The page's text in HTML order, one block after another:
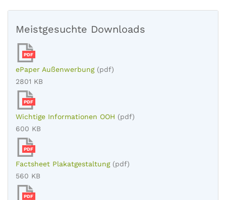
Meistgesuchte Downloads
PDF
ePaper Außenwerbung (pdf)
2801 KB
PDF
Wichtige Informationen OOH (pdf)
600 KB
PDF
Factsheet Plakatgestaltung (pdf)
560 KB
PDF